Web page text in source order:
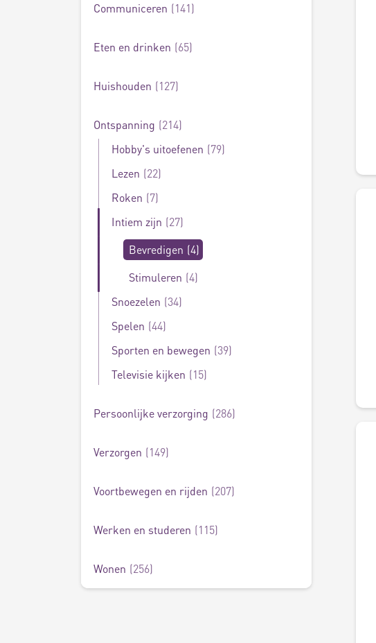
Bevredigen 4
Communiceren 141
Eten en drinken 65
Huishouden 127
Ontspanning 214
Hobby's uitoefenen 79
Lezen 22
Roken 7
Intiem zijn 27
Bevredigen 4
Stimuleren 4
Snoezelen 34
Spelen 44
Sporten en bewegen 39
Televisie kijken
15
Persoonlijke verzorging 286
Verzorgen 149
Voortbewegen en rijden 207
Werken en studeren 115
Wonen 256